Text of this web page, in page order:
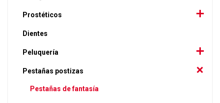
Prostéticos
Dientes
Peluquería
Pestañas postizas
Pestañas de fantasía